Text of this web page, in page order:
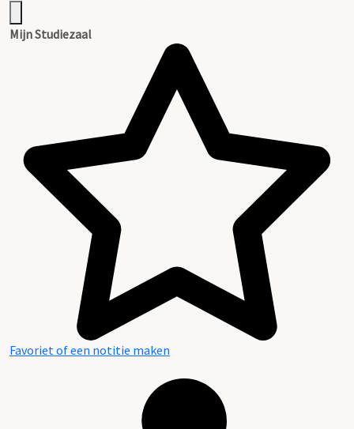
Mijn Studiezaal
Favoriet of een notitie maken